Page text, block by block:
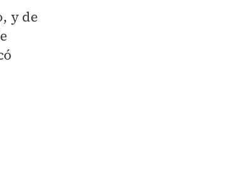
y de